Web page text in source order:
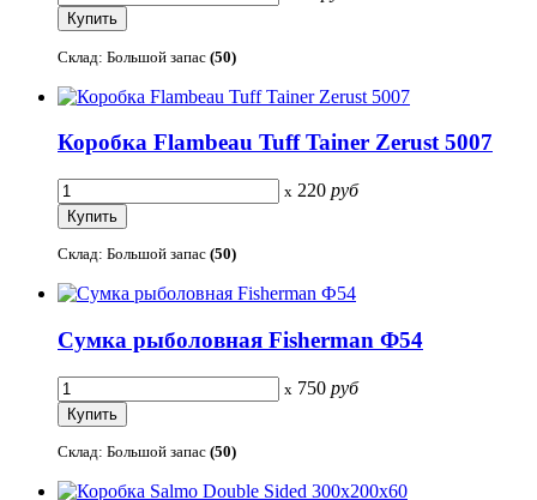
Склад: Большой запас (50)
Коробка Flambeau Tuff Tainer Zerust 5007
x 220 руб
Склад: Большой запас (50)
Сумка рыболовная Fisherman Ф54
x 750 руб
Склад: Большой запас (50)